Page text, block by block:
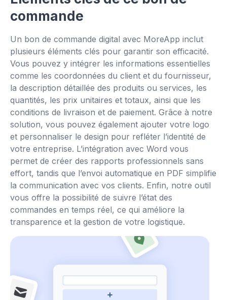
commande
Un bon de commande digital avec MoreApp inclut
plusieurs éléments clés pour garantir son efficacité.
Vous pouvez y intégrer les informations essentielles
comme les coordonnées du client et du fournisseur,
la description détaillée des produits ou services, les
quantités, les prix unitaires et totaux, ainsi que les
conditions de livraison et de paiement. Grâce à notre
solution, vous pouvez également ajouter votre logo
et personnaliser le design pour refléter l’identité de
votre entreprise. L’intégration avec Word vous
permet de créer des rapports professionnels sans
effort, tandis que l’envoi automatique en PDF simplifie
la communication avec vos clients. Enfin, notre outil
vous offre la possibilité de suivre l’état des
commandes en temps réel, ce qui améliore la
transparence et la gestion de votre logistique.